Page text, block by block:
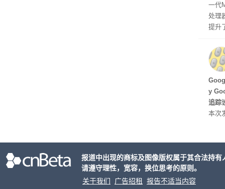
一代
处理
提升
型
ss
y
追踪
本次
摩托
报道中出现的商标及图像版权属于其合法持
请遵守理性，宽容，换位思考的原则。
关于我们
广告招租
报告不适当内容